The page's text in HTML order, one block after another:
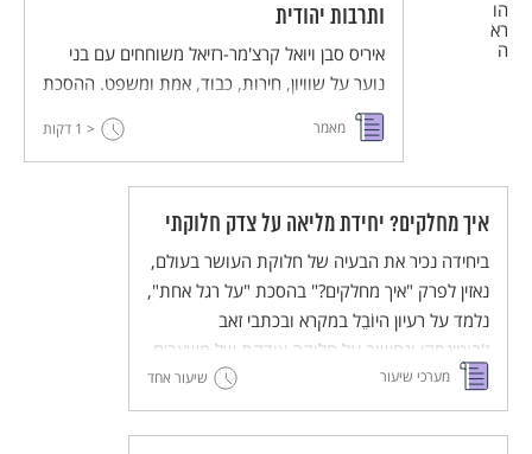
הו
רא
ה
ותרבות יהודית
איריס סבן ויואל קרצ'מר-רזיאל משוחחים עם בני
נוער על שוויון, חירות, כבוד, אמת ומשפט. ההסכת
מיועד לשילוב בהוראה בחטיבת הביניים במקצועות
החברה והרוח, ויש בו חמישה עשר פרקים באורך
מאמר < 1 דקות
איך מחלקים? יחידת מליאה על צדק חלוקתי
ביחידה נכיר את הבעיה של חלוקת העושר בעולם,
נאזין לפרק "איך מחלקים?" בהסכת "על רגל אחת",
נלמד על רעיון היוֹבֵל במקרא ובכתבי זאב
ז'בוטינסקי ונחשוב על חלוקה צודקת של משאבים.
מערכי שיעור שיעור אחד